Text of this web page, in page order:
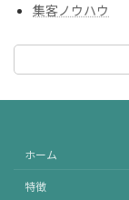
集客ノウハウ
ホーム
特徴